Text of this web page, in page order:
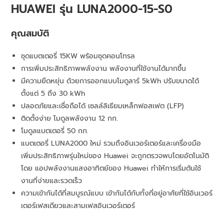
HUAWEI รุ่น LUNA2000-15-S0
คุณสมบัติ
ชุดแบตเตอรี่ 15KW พร้อมชุดคอนโทรล
การเพิ่มประสิทธิภาพพลังงาน พลังงานที่ใช้งานได้มากขึ้น
มีความยืดหยุ่น ด้วยการออกแบบโมดูลาร์ 5kWh ปรับขนาดได้
ตั้งแต่ 5 ถึง 30 kWh
ปลอดภัยและเชื่อถือได้ เซลล์ลิเธียมเหล็กฟอสเฟต (LFP)
ติดตั้งง่าย โมดูลพลังงาน 12 กก.
โมดูลแบตเตอรี่ 50 กก.
แบตเตอรี่ LUNA2000 ใหม่ รวมถึงอินเวอร์เตอร์และเครื่องมือ
เพิ่มประสิทธิภาพรุ่นใหม่ของ Huawei จะถูกตรวจพบโดยอัตโนมัติ
โดย แอปพลังงานแสงอาทิตย์ของ Huawei ทำให้การเริ่มต้นใช้
งานที่ง่ายและรวดเร็ว
ความเข้ากันได้ที่สมบูรณ์แบบ เข้ากันได้กับทั้งที่อยู่อาศัยที่ใช้อินเวอร์
เตอร์เฟสเดียวและสามเฟสอินเวอร์เตอร์